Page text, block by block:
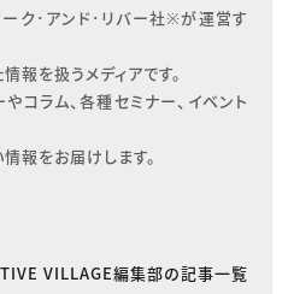
ク･アンド･リバー社※が運営す
報を扱うメディアです。
コラム、各種セミナー、イベント
報をお届けします。
VILLAGE編集部の記事一覧